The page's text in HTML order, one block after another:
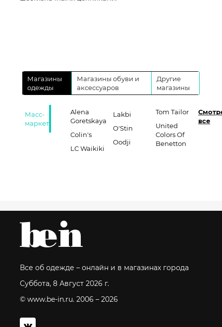
Магазины
одежды
Магазины обуви и
аксессуаров
Другие
магазины
Масс-
маркет
Alena
Goretskaya
Colin's
LC Waikiki
Lakbi
O'Stin
Oodji
Tom Tailor
United
Colors Of
Benetton
все
Все об одежде – онлайн и в магазинах города
Суббота, 8 Август 2026 г.
© www.be-in.ru. 2006 – 2026